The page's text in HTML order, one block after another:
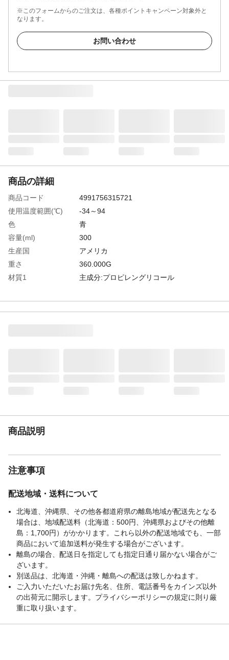
※このフォームからのご注文は、各種ポイントキャンペーン対象外と
なります。
お問い合わせ
商品の詳細
商品コード
4991756315721
使用温度範囲(℃)
-34～94
色
青
容量(ml)
300
生産国
アメリカ
重さ
360.000G
材質1
主成分:プロピレングリコール
商品説明
注意事項
配送地域・送料について
北海道、沖縄県、その他各都道府県の離島地域が配送先となる
場合は、地域配送料（北海道：500円、沖縄県およびその他離
島：1,700円）がかかります。これら以外の配送地域でも、一部
商品において追加送料が発生する場合がございます。
離島の場合、配送日を指定しても指定日通り届かない場合がご
ざいます。
別送品は、北海道・沖縄・離島への配送は致しかねます。
ご入力いただいたお届け先名、住所、電話番号をカインズ以外
の出荷元に開示します。プライバシーポリシーの規定に則り厳
重に取り扱います。